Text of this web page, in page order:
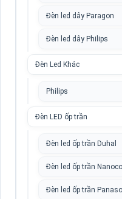
Đèn led dây Paragon
Đèn led dây Philips
Đèn Led Khác
Philips
Đèn LED ốp trần
Đèn led ốp trần Duhal
Đèn led ốp trần Nanoco
Đèn led ốp trần